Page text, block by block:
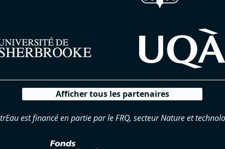
Afficher tous les partenaires
est financé en partie par le FRQ, secteur Nature et